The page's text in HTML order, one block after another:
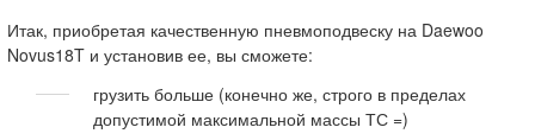
Итак, приобретая качественную пневмоподвеску на Daewoo
Novus18T и установив ее, вы сможете:
грузить больше (конечно же, строго в пределах
допустимой максимальной массы ТС =)